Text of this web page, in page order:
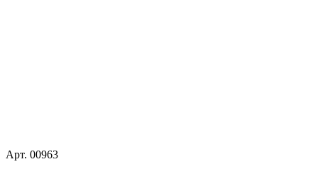
Арт. 00963